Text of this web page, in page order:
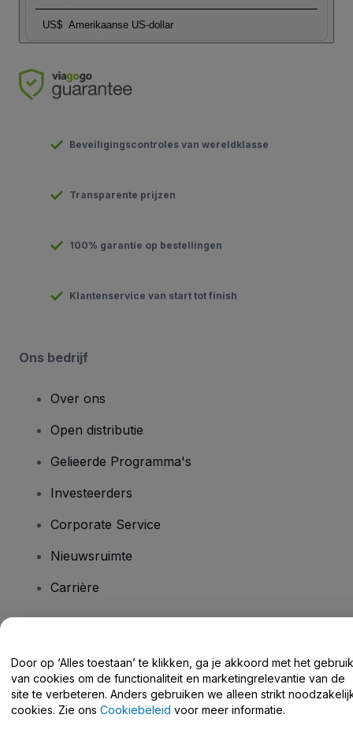
US$ Amerikaanse US-dollar
Beveiligingscontroles van wereldklasse
Transparente prijzen
100% garantie op bestellingen
Klantenservice van start tot finish
Ons bedrijf
Over ons
Open distributie
Gelieerde Programma's
Investeerders
Corporate Service
Nieuwsruimte
Carrière
Helpcentrum / Neem Contact Met Ons Op
Door op ‘Alles toestaan’ te klikken, ga je akkoord met het gebruik
van cookies om de functionaliteit en marketingrelevantie van de
site te verbeteren. Anders gebruiken we alleen strikt
cookies. Zie ons Cookiebeleid voor meer informatie.